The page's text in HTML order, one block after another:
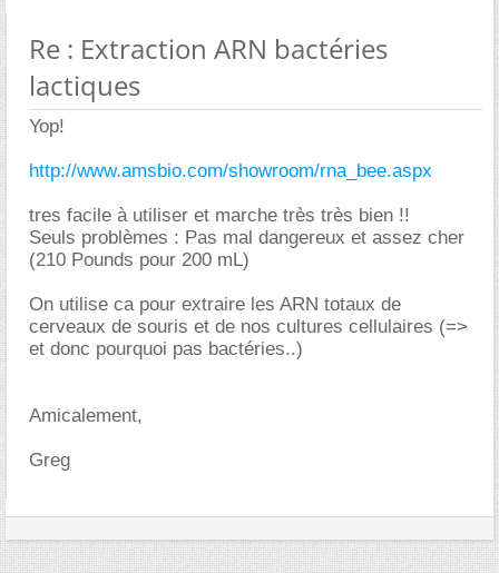
Re : Extraction ARN bactéries
lactiques
Yop!
http://www.amsbio.com/showroom/rna_bee.aspx
tres facile à utiliser et marche très très bien !!
Seuls problèmes : Pas mal dangereux et assez cher
(210 Pounds pour 200 mL)
On utilise ca pour extraire les ARN totaux de
cerveaux de souris et de nos cultures cellulaires (=>
et donc pourquoi pas bactéries..)
Amicalement,
Greg